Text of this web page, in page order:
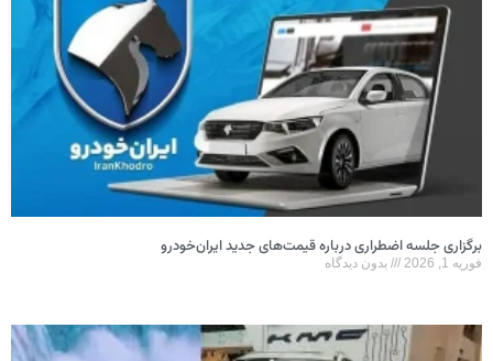
برگزاری جلسه اضطراری درباره قیمت‌های جدید ایران‌خودرو
فوریه 1, 2026 بدون دیدگاه